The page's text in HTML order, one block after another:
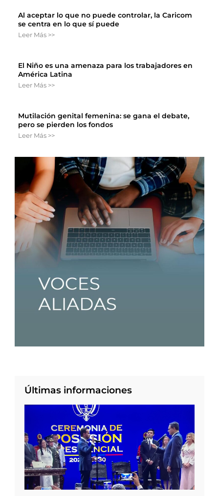
Al aceptar lo que no puede controlar, la Caricom
se centra en lo que sí puede
Leer Más >>
El Niño es una amenaza para los trabajadores en
América Latina
Leer Más >>
Mutilación genital femenina: se gana el debate,
pero se pierden los fondos
Leer Más >>
Últimas informaciones